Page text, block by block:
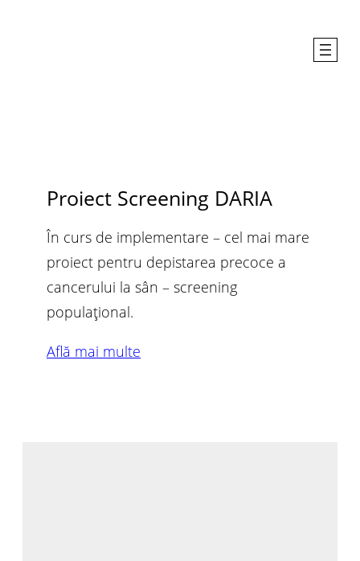
Proiect Screening DARIA
În curs de implementare – cel mai mare
proiect pentru depistarea precoce a
cancerului la sân – screening
populațional.
Află mai multe